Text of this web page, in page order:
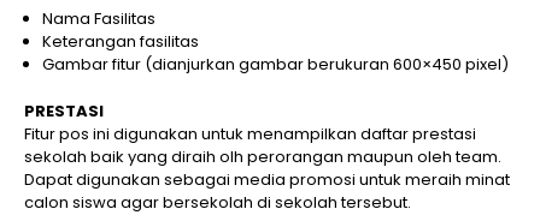
Nama Fasilitas
Keterangan fasilitas
Gambar fitur (dianjurkan gambar berukuran 600×450 pixel)
PRESTASI
Fitur pos ini digunakan untuk menampilkan daftar prestasi
sekolah baik yang diraih olh perorangan maupun oleh team.
Dapat digunakan sebagai media promosi untuk meraih minat
calon siswa agar bersekolah di sekolah tersebut.